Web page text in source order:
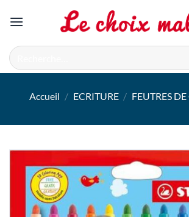
Recherche
pour :
Accueil / ECRITURE / FEUTRES